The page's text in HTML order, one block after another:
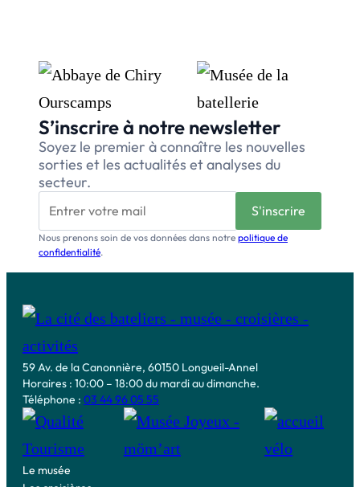
S’inscrire à notre newsletter
Soyez le premier à connaître les nouvelles
sorties et les actualités et analyses du
secteur.
Nous prenons soin de vos données dans notre politique de
confidentialité.
59 Av. de la Canonnière, 60150 Longueil-Annel
Horaires : 10:00 – 18:00 du mardi au dimanche.
Téléphone : 03 44 96 05 55
Le musée